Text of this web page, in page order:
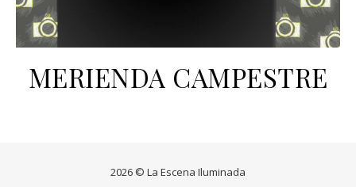
MERIENDA CAMPESTRE
2026 © La Escena Iluminada